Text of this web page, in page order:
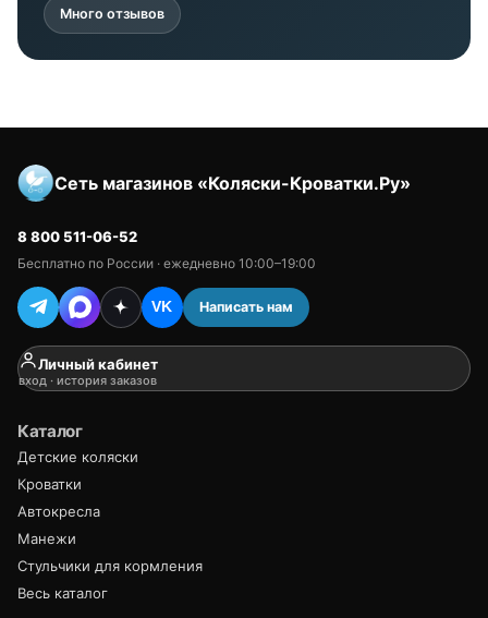
Много отзывов
Сеть магазинов «Коляски-Кроватки.Ру»
8 800 511-06-52
Бесплатно по России · ежедневно 10:00–19:00
VK Написать нам
Личный кабинет
вход · история заказов
Каталог
Детские коляски
Кроватки
Автокресла
Манежи
Стульчики для кормления
Весь каталог